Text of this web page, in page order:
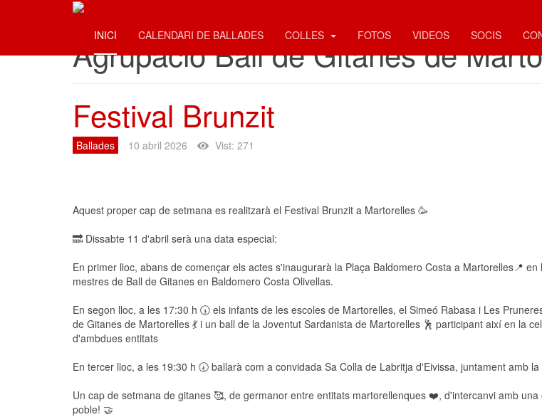
INICI
CALENDARI DE BALLADES COLLES FOTOS VIDEOS SOCIS
Agrupació Ball de Gitanes de
Festival Brunzit
Ballades 10 abril 2026 Vist: 271
Aquest proper cap de setmana es realitzarà el Festival Brunzit a Martorelles 🥳
🔜 Dissabte 11 d'abril serà una data especial:
En primer lloc, abans de començar els actes s'inaugurarà la Plaça Baldomero Costa a Martorelles📍
mestres de Ball de Gitanes en Baldomero Costa Olivellas.
En segon lloc, a les 17:30 h 🕠 els infants de les escoles de Martorelles, el Simeó Rabasa i Les
de Gitanes de Martorelles 💃 i un ball de la Joventut Sardanista de Martorelles 🕺 participant així en la
d'ambdues entitats
En tercer lloc, a les 19:30 h 🕢 ballarà com a convidada Sa Colla de Labritja d'Eivissa, juntament amb
Un cap de setmana de gitanes 🥰, de germanor entre entitats martorellenques ❤️, d'intercanvi amb una
poble! 🤝